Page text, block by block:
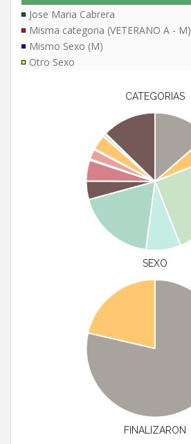
Jose Maria Cabrera
Misma categoria (VETERANO A - M)
Mismo Sexo (M)
Otro Sexo
CATEGORIAS
SEXO
FINALIZARON